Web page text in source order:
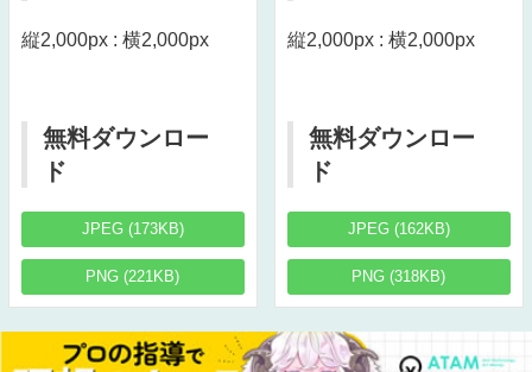
縦2,000px : 横2,000px
無料ダウンロー
ド
JPEG (173KB)
PNG (221KB)
縦2,000px : 横2,000px
無料ダウンロー
ド
JPEG (162KB)
PNG (318KB)